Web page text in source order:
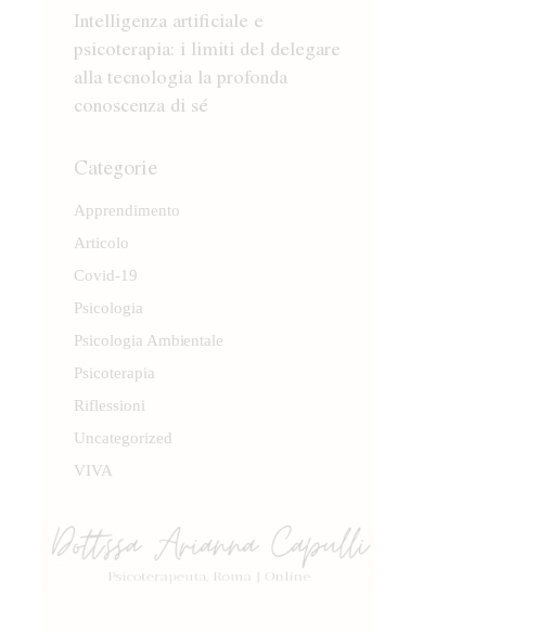
Intelligenza artificiale e
psicoterapia: i limiti del delegare
alla tecnologia la profonda
conoscenza di sé
Categorie
Apprendimento
Articolo
Covid-19
Psicologia
Psicologia Ambientale
Psicoterapia
Riflessioni
Uncategorized
VIVA